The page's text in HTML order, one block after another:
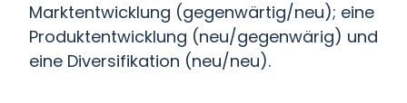
Marktentwicklung (gegenwärtig/neu); eine
Produktentwicklung (neu/gegenwärig) und
eine Diversifikation (neu/neu).